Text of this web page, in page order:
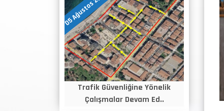
05 Ağustos 2026
Trafik Güvenliğine Yönelik
Çalışmalar Devam Ed..